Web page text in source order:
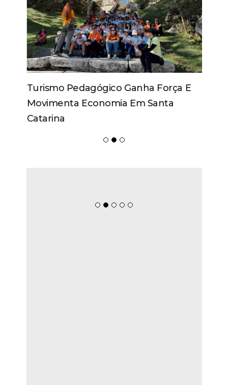
Turismo Pedagógico Ganha Força E
Movimenta Economia Em Santa
Catarina